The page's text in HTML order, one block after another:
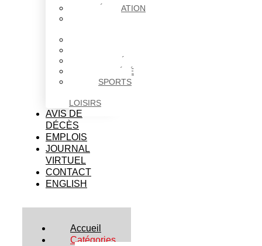
ÉDUCATION
SOCIÉTÉ
SPORTS
LOISIRS
AVIS DE
DÉCÈS
EMPLOIS
JOURNAL
VIRTUEL
CONTACT
ENGLISH
Accueil
Catégories